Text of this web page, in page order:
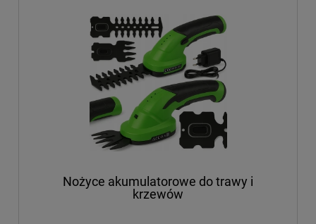
Nożyce akumulatorowe do trawy i
krzewów